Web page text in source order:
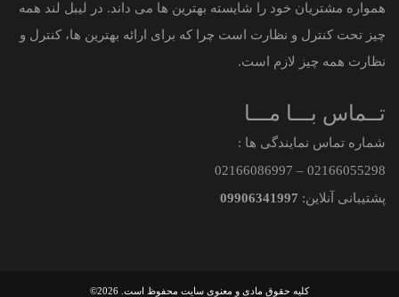
همواره مشتریان خود را شایسته بهترین ها می داند. در لیبل لند همه
چیز تحت کنترل و نظارت است چرا که برای ارائه بهترین ها، کنترل و
نظارت همه چیز لازم است.
تــماس بـــا مـــا
شماره تماس نمایندگی ها :
02166055298
–
02166086997
پشتیبانی آنلاین: 09906341997
کلیه حقوق مادی و معنوی سایت محفوظ است. 2026©